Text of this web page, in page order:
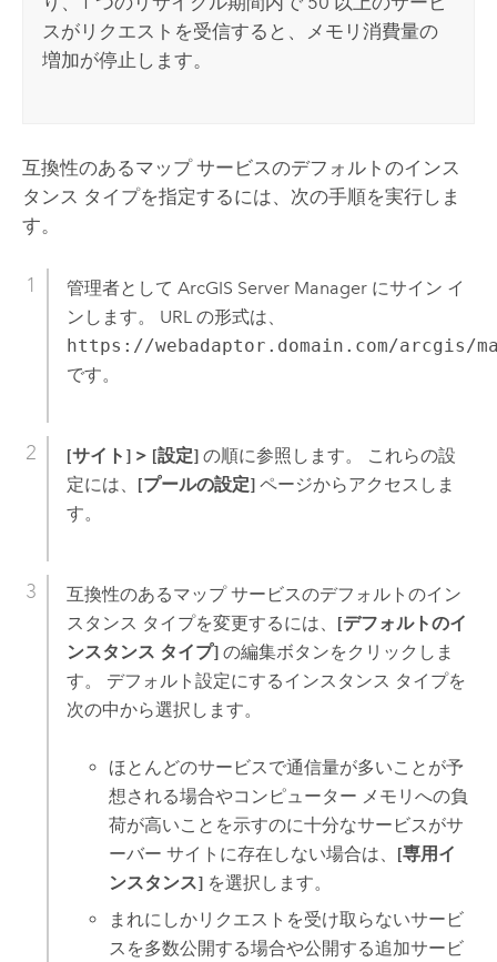
スがリクエストを受信すると、メモリ消費量の
増加が停止します。
互換性のあるマップ サービスのデフォルトのインス
タンス タイプを指定するには、次の手順を実行しま
す。
管理者として ArcGIS Server Managerにサイン イ
ンします。 URL の形式は、
https://webadaptor.domain.com/arcgis/
です。
[サイト] > [設定]の順に参照します。 これらの設
定には、 [プールの設定]ページからアクセスしま
す。
互換性のあるマップ サービスのデフォルトのイン
スタンス タイプを変更するには、 [デフォルトのイ
ンスタンス タイプ]の編集ボタンをクリックしま
す。 デフォルト設定にするインスタンス タイプを
次の中から選択します。
ほとんどのサービスで通信量が多いことが予
想される場合やコンピューター メモリへの負
荷が高いことを示すのに十分なサービスがサ
ーバー サイトに存在しない場合は、 [専用イ
ンスタンス] を選択します。
まれにしかリクエストを受け取らないサービ
スを多数公開する場合や公開する追加サービ